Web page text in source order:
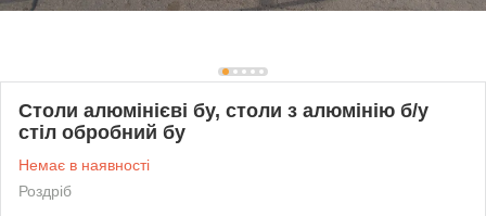
Столи алюмінієві бу, столи з алюмінію б/у
стіл обробний бу
Немає в наявності
Роздріб